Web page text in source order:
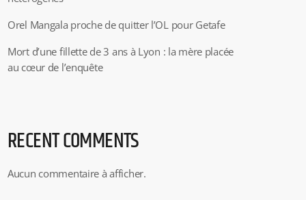
Orel Mangala proche de quitter l’OL pour Getafe
Mort d’une fillette de 3 ans à Lyon : la mère placée
au cœur de l’enquête
RECENT COMMENTS
Aucun commentaire à afficher.